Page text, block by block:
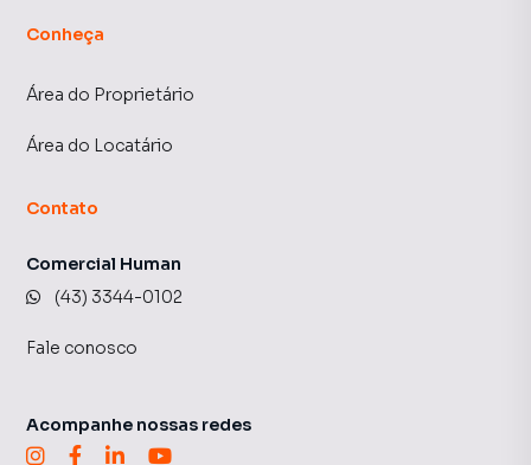
Conheça
Área do Proprietário
Área do Locatário
Contato
Comercial Human
(43) 3344-0102
Fale conosco
Acompanhe nossas redes